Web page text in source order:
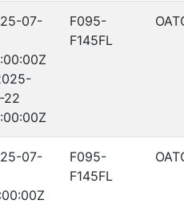
07-
22
F095-
F145FL
07-
F095-
F145FL